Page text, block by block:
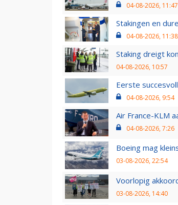
04-08-2026, 11:47
Stakingen en
04-08-2026, 11:38
Staking dreigt
04-08-2026, 10:57
Eerste
04-08-2026, 9:54
Air France-KLM
04-08-2026, 7:26
Boeing mag
03-08-2026, 22:54
Voorlopig
03-08-2026, 14:40